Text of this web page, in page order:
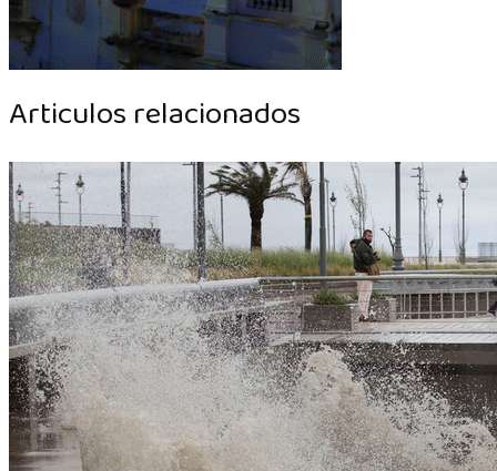
Articulos relacionados